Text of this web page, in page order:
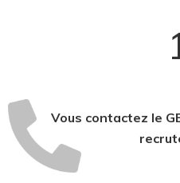
Vous contactez le